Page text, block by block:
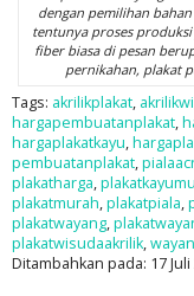
dengan pemilihan
tentunya proses
fiber biasa di pesan
pernikahan, plakat
Tags: akrilikplakat,
hargapembuatanplakat,
hargaplakatkayu,
pembuatanplakat,
plakatharga,
plakatmurah,plakatpiala,
plakatwayang,
plakatwisudaakrilik,
Ditambahkan pada: 17 Juli